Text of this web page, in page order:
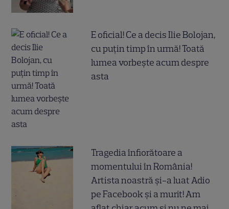
E oficial! Ce a decis Ilie Bolojan,
cu puțin timp în urmă! Toată
lumea vorbește acum despre
asta
Tragedia înfiorătoare a
momentului în România!
Artista noastră și-a luat Adio
pe Facebook și a murit! Am